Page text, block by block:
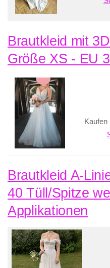
Brautkleid mit
Größe XS - EU
Brautkleid A-
40 Tüll/Spitze
Applikationen